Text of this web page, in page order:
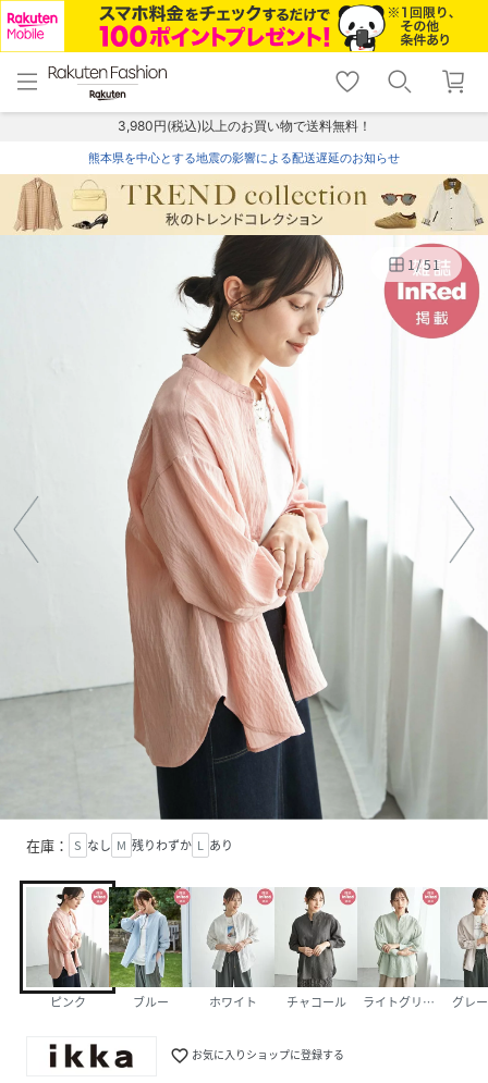
menu home
トップ
shopping_cart lock_outline
ログイン
3,980円(税込)以上のお買い物で送料無料！
熊本県を中心とする地震の影響による配送遅延のお知らせ
1/51
在庫： S なし M 残りわずか L あり
ピンク ブルー ホワイト チャコール ライトグリーン グレ
favorite_border お気に入りショップに登録する